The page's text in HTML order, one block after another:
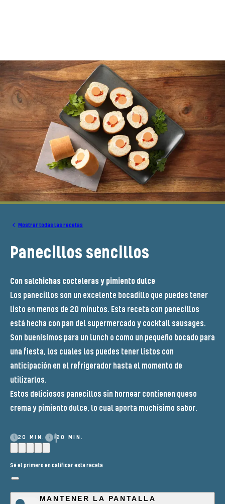
Mostrar todas las recetas
Panecillos sencillos
Con salchichas cocteleras y pimiento dulce
Los panecillos son un excelente bocadillo que puedes tener
listo en menos de 20 minutos. Esta receta con panecillos
está hecha con pan del supermercado y cocktail sausages.
Son buenísimos para un lunch o como un pequeño bocado para
una fiesta, los cuales los puedes tener listos con
anticipación en el refrigerador hasta el momento de
utilizarlos.
Estos deliciosos panecillos sin hornear contienen queso
crema y pimiento dulce, lo cual aporta muchísimo sabor.
20 MIN. 20 MIN.
Sé el primero en calificar esta receta
MANTENER LA PANTALLA